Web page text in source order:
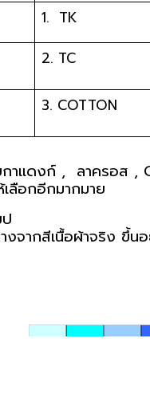
1.  TK
2. TC
3. COTTON
กาแดงก์ ,  ลาครอส ,
ลือกอีกมากมาย
งจากสีเนื้อผ้าจริง ขึ้